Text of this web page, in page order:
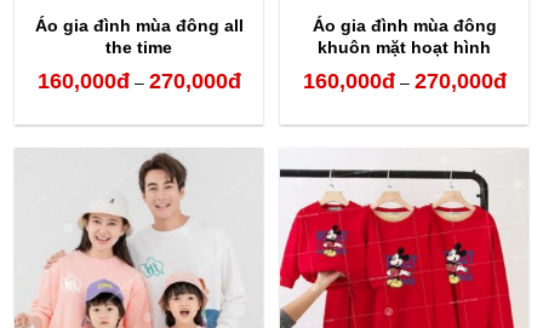
Áo gia đình mùa đông all
the time
160,000đ – 270,000đKhoảng
từ
270,000đ
Áo gia đình mùa đông
khuôn mặt hoạt hình
160,000đ – 270,000đ
từ